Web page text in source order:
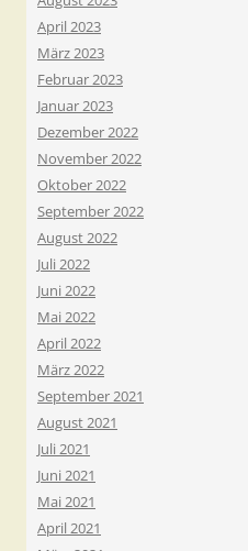
April 2023
März 2023
Februar 2023
Januar 2023
Dezember 2022
November 2022
Oktober 2022
September 2022
August 2022
Juli 2022
Juni 2022
Mai 2022
April 2022
März 2022
September 2021
August 2021
Juli 2021
Juni 2021
Mai 2021
April 2021